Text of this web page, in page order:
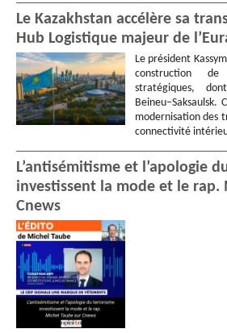
Le Kazakhstan accélère sa
Hub Logistique majeur de
Le président
construction
stratégiques,
Beineu–Saksaulsk.
modernisation des
connectivité
L’antisémitisme et l’apologie
investissent la mode et le rap.
Cnews